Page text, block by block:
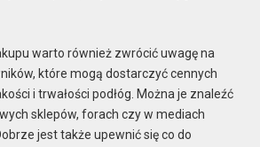
warto również zwrócić uwagę na
które mogą dostarczyć cennych
i trwałości podłóg. Można je znaleźć
sklepów, forach czy w mediach
jest także upewnić się co do